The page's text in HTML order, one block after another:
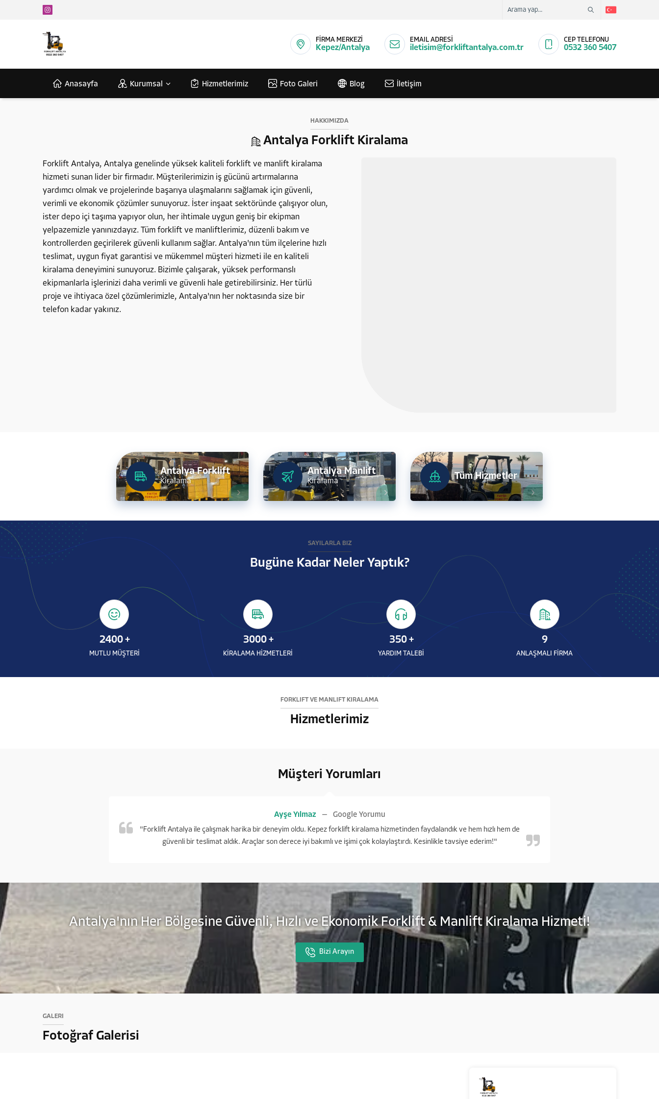
FİRMA MERKEZİ
Kepez/Antalya
EMAIL ADRESİ
iletisim@forkliftantalya.com.tr
CEP TELEFONU
0532 360 5407
Anasayfa Kurumsal Hizmetlerimiz Foto Galeri Blog İletişim
HAKKIMIZDA
Antalya Forklift Kiralama
Forklift Antalya, Antalya genelinde yüksek kaliteli forklift ve manlift kiralama
hizmeti sunan lider bir firmadır. Müşterilerimizin iş gücünü artırmalarına
yardımcı olmak ve projelerinde başarıya ulaşmalarını sağlamak için güvenli,
verimli ve ekonomik çözümler sunuyoruz. İster inşaat sektöründe çalışıyor olun,
ister depo içi taşıma yapıyor olun, her ihtimale uygun geniş bir ekipman
yelpazemizle yanınızdayız. Tüm forklift ve manliftlerimiz, düzenli bakım ve
kontrollerden geçirilerek güvenli kullanım sağlar. Antalya'nın tüm ilçelerine hızlı
teslimat, uygun fiyat garantisi ve mükemmel müşteri hizmeti ile en kaliteli
kiralama deneyimini sunuyoruz. Bizimle çalışarak, yüksek performanslı
ekipmanlarla işlerinizi daha verimli ve güvenli hale getirebilirsiniz. Her türlü
proje ve ihtiyaca özel çözümlerimizle, Antalya'nın her noktasında size bir
telefon kadar yakınız.
Antalya Forklift
Kiralama
Antalya Manlift
Kiralama Tüm Hizmetler
SAYILARLA BİZ
Bugüne Kadar Neler Yaptık?
2400+
MUTLU MÜŞTERİ
3000+
KİRALAMA HİZMETLERİ
350+
YARDIM TALEBİ
9
ANLAŞMALI FİRMA
FORKLİFT VE MANLİFT KİRALAMA
Hizmetlerimiz
Müşteri Yorumları
Ayşe Yılmaz Google Yorumu
"Forklift Antalya ile çalışmak harika bir deneyim oldu. Kepez forklift kiralama hizmetinden faydalandık ve hem hızlı hem de
güvenli bir teslimat aldık. Araçlar son derece iyi bakımlı ve işimi çok kolaylaştırdı. Kesinlikle tavsiye ederim!"
Antalya'nın Her Bölgesine Güvenli, Hızlı ve Ekonomik Forklift & Manlift Kiralama Hizmeti!
Bizi Arayın
GALERİ
Fotoğraf Galerisi